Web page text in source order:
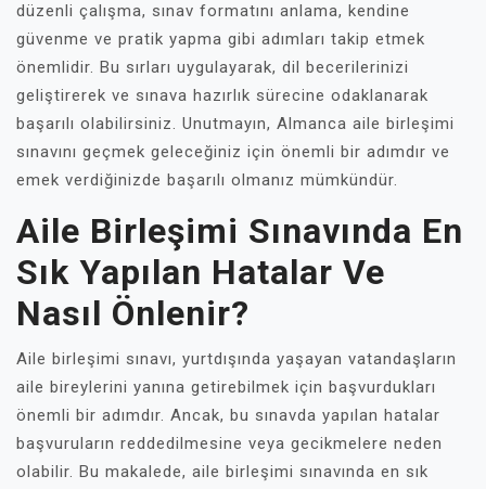
düzenli çalışma, sınav formatını anlama, kendine
güvenme ve pratik yapma gibi adımları takip etmek
önemlidir. Bu sırları uygulayarak, dil becerilerinizi
geliştirerek ve sınava hazırlık sürecine odaklanarak
başarılı olabilirsiniz. Unutmayın, Almanca aile birleşimi
sınavını geçmek geleceğiniz için önemli bir adımdır ve
emek verdiğinizde başarılı olmanız mümkündür.
Aile Birleşimi Sınavında En
Sık Yapılan Hatalar Ve
Nasıl Önlenir?
Aile birleşimi sınavı, yurtdışında yaşayan vatandaşların
aile bireylerini yanına getirebilmek için başvurdukları
önemli bir adımdır. Ancak, bu sınavda yapılan hatalar
başvuruların reddedilmesine veya gecikmelere neden
olabilir. Bu makalede, aile birleşimi sınavında en sık